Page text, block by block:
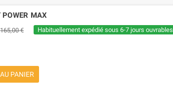
POWER MAX
165,00 € Habituellement expédié sous 6-7 jours ouvrables
PANIER